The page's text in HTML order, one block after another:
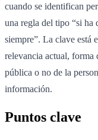
cuando se identifican
una regla del tipo “si ha
siempre”. La clave está
relevancia actual, forma
pública o no de la
información.
Puntos clave